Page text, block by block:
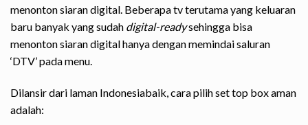
menonton siaran digital. Beberapa tv terutama yang keluaran
baru banyak yang sudah digital-readysehingga bisa
menonton siaran digital hanya dengan memindai saluran
‘DTV’ pada menu.
Dilansir dari laman Indonesiabaik, cara pilih set top box aman
adalah: